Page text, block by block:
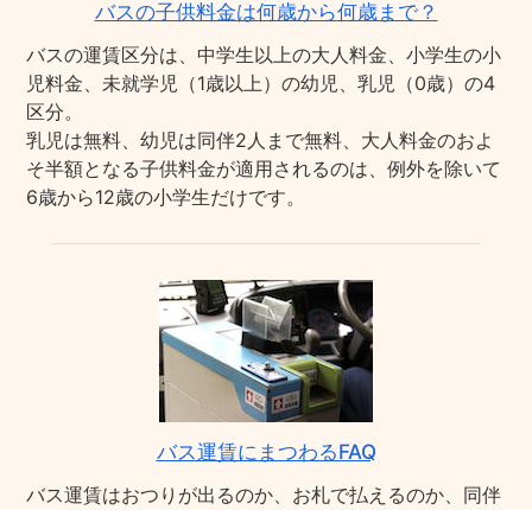
バスの子供料金は何歳から何歳まで？
バスの運賃区分は、中学生以上の大人料金、小学生の小
児料金、未就学児（1歳以上）の幼児、乳児（0歳）の4
区分。
乳児は無料、幼児は同伴2人まで無料、大人料金のおよ
そ半額となる子供料金が適用されるのは、例外を除いて
6歳から12歳の小学生だけです。
バス運賃にまつわるFAQ
バス運賃はおつりが出るのか、お札で払えるのか、同伴